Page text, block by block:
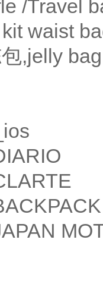
/Travel
waist
,jelly bag